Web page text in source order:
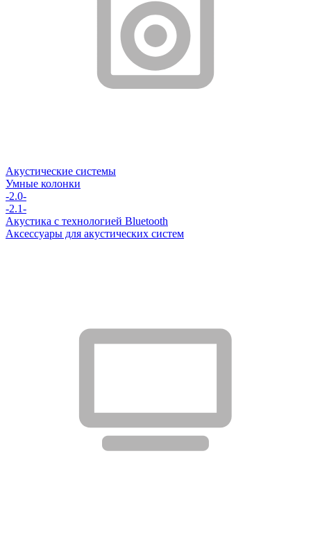
Акустические системы
Умные колонки
-2.0-
-2.1-
Акустика с технологией Bluetooth
Аксессуары для акустических систем